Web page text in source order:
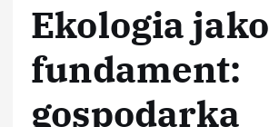
Ekologia jako
fundament:
gospodarka